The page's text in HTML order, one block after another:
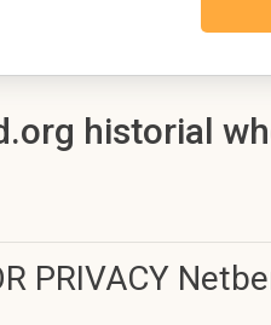
historial
PRIVACY